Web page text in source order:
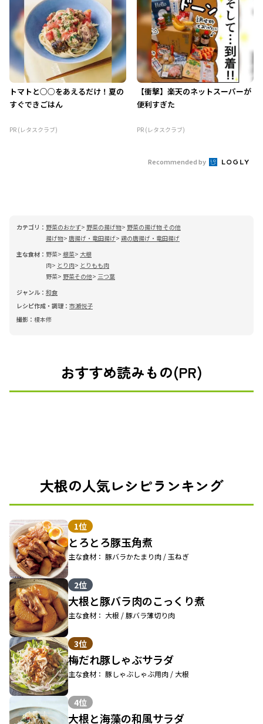
トマトと○○をあえるだけ！夏の
すぐできごはん
PR (レタスクラブ)
【衝撃】楽天のネットスーパーが
便利すぎた
PR (レタスクラブ)
Recommended by
カテゴリ： 野菜のおかず 野菜の揚げ物
野菜の揚げ物 その他
揚げ物 唐揚げ・竜田揚げ 鶏の唐揚げ・竜田揚げ
主な食材： 野菜 根菜
大根
肉
とり肉
とりもも肉
野菜
野菜その他
三つ葉
ジャンル： 和食
レシピ作成・調理： 市瀬悦子
撮影： 榎本修
おすすめ読みもの(PR)
大根の人気レシピランキング
1位
とろとろ豚玉角煮
主な食材： 豚バラかたまり肉 / 玉ねぎ
2位
大根と豚バラ肉のこっくり煮
主な食材： 大根 / 豚バラ薄切り肉
3位
梅だれ豚しゃぶサラダ
主な食材： 豚しゃぶしゃぶ用肉 / 大根
4位
大根と海藻の和風サラダ